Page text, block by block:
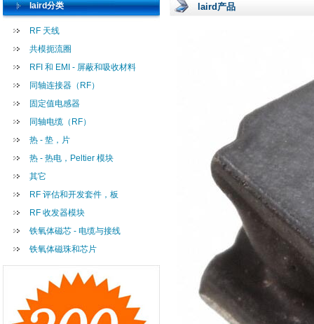
laird分类
RF 天线
共模扼流圈
RFI 和 EMI - 屏蔽和吸收材料
同轴连接器（RF）
固定值电感器
同轴电缆（RF）
热 - 垫，片
热 - 热电，Peltier 模块
其它
RF 评估和开发套件，板
RF 收发器模块
铁氧体磁芯 - 电缆与接线
铁氧体磁珠和芯片
laird产品